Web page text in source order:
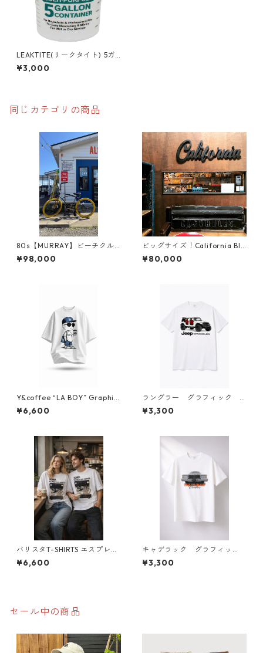
LEAKTITE(リークタイト) 5ガ
ロンバケツ アメリカ製バケッ
ト マルチミックス IPL 05GHL
¥3,000
同じカテゴリの商品
80s【MURRAY】ビーチクル
ーザー beach cruiser
¥98,000
ビッグサイズ！California BIG
SIGN リビングやガレージに
いかがですか？
¥80,000
Y&coffee “LA BOY” Graphic
T-Shirt
¥6,600
ラングラー グラフィック T
シャツ
¥3,300
バリスタT-SHIRTS エスプレッ
ソマシン 極厚 ヘビーウェ
イト
¥6,600
キャデラック グラフィッ
ク Tシャツ
¥3,300
セール中の商品